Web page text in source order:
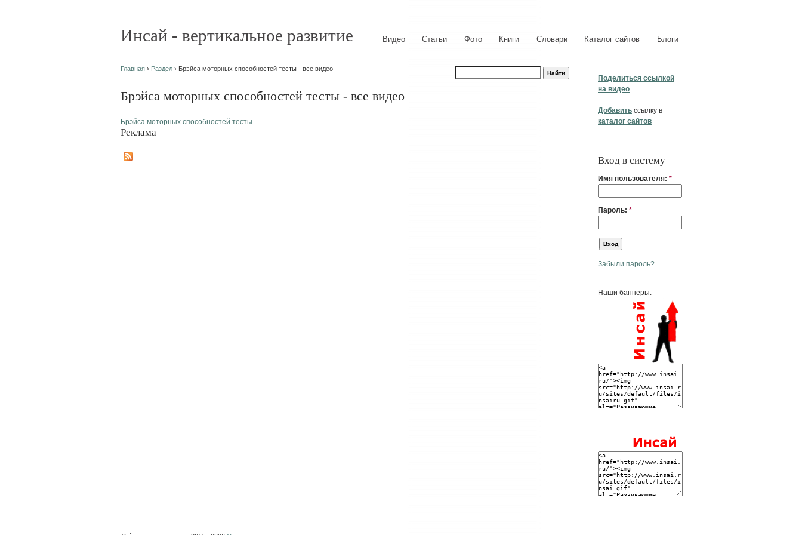
Инсай - вертикальное развитие Видео Статьи Фото Книги Словари Каталог сайтов Блоги
Поделиться ссылкой
на видео
Добавить ссылку в
каталог сайтов
Вход в систему
Имя пользователя: *
Пароль: *
Забыли пароль?
Наши баннеры:
Главная › Раздел › Брэйса моторных способностей тесты - все видео
Брэйса моторных способностей тесты - все видео
Брэйса моторных способностей тесты
Реклама